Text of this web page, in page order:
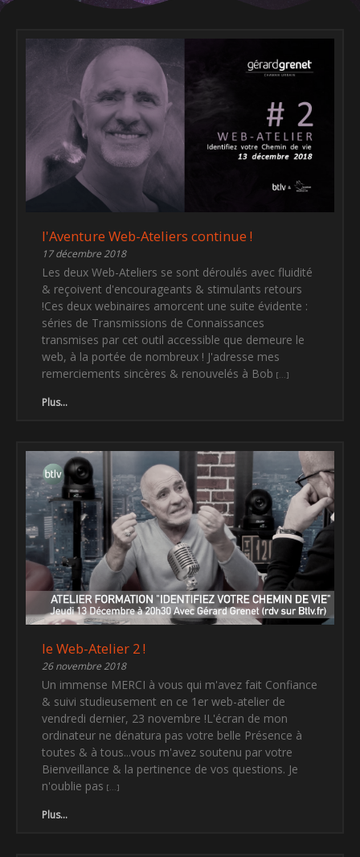
l'Aventure Web-Ateliers continue !
17 décembre 2018
Les deux Web-Ateliers se sont déroulés avec fluidité
& reçoivent d'encourageants & stimulants retours
!Ces deux webinaires amorcent une suite évidente :
séries de Transmissions de Connaissances
transmises par cet outil accessible que demeure le
web, à la portée de nombreux ! J'adresse mes
remerciements sincères & renouvelés à Bob
Plus...
le Web-Atelier 2 !
26 novembre 2018
Un immense MERCI à vous qui m'avez fait Confiance
& suivi studieusement en ce 1er web-atelier de
vendredi dernier, 23 novembre !L'écran de mon
ordinateur ne dénatura pas votre belle Présence à
toutes & à tous...vous m'avez soutenu par votre
Bienveillance & la pertinence de vos questions. Je
n'oublie pas
Plus...